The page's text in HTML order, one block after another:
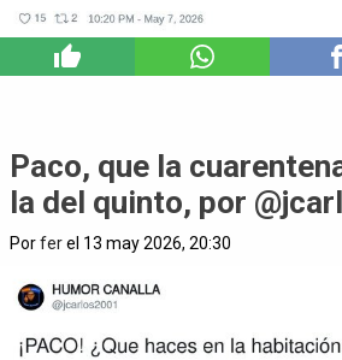
Paco, que la
la del quinto, por
Porferel 13 may 2026, 20:30